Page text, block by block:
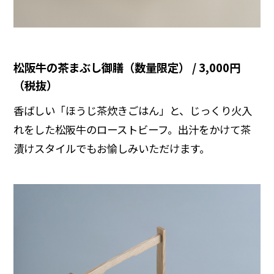
松阪牛の茶まぶし御膳（数量限定） / 3,000円
（税抜）
香ばしい「ほうじ茶炊きごはん」と、じっくり火入
れをした松阪牛のローストビーフ。出汁をかけて茶
漬けスタイルでもお愉しみいただけます。